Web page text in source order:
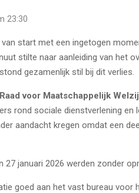
23:30
start met een ingetogen
stilte naar aanleiding van het
gezamenlijk stil bij dit verlies.
Raad voor Maatschappelijk
rond sociale dienstverlening en
aandacht kregen omdat een
januari 2026 werden zonder
goed aan het vast bureau voor